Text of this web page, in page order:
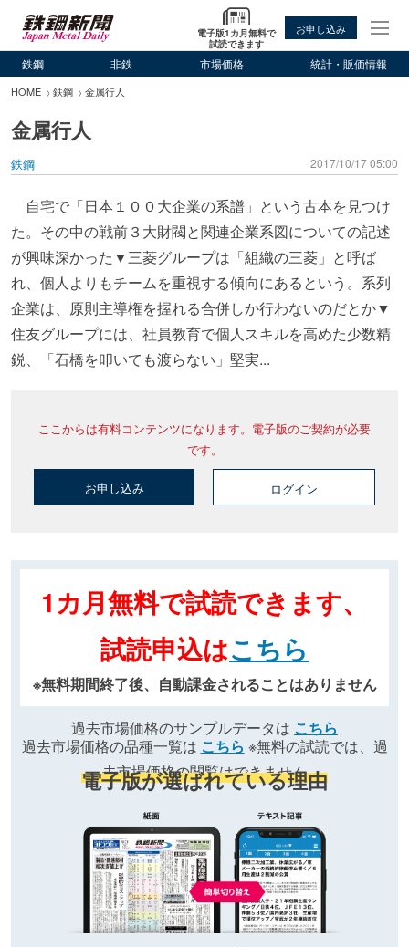
電子版1カ月無料で
試読できます
お申し込み
鉄鋼 非鉄 市場価格 統計・販価情報
HOME 鉄鋼 金属行人
金属行人
鉄鋼 2017/10/17 05:00
自宅で「日本１００大企業の系譜」という古本を見つけ
た。その中の戦前３大財閥と関連企業系図についての記述
が興味深かった▼三菱グループは「組織の三菱」と呼ば
れ、個人よりもチームを重視する傾向にあるという。系列
企業は、原則主導権を握れる合併しか行わないのだとか▼
住友グループには、社員教育で個人スキルを高めた少数精
鋭、「石橋を叩いても渡らない」堅実...
ここからは有料コンテンツになります。電子版のご契約が必要
です。
お申し込み ログイン
1カ月無料で試読できます、
試読申込はこちら
※無料期間終了後、自動課金されることはありません
過去市場価格のサンプルデータは こちら
過去市場価格の品種一覧は こちら ※無料の試読では、過
去市場価格の閲覧はできません
電子版が選ばれている理由